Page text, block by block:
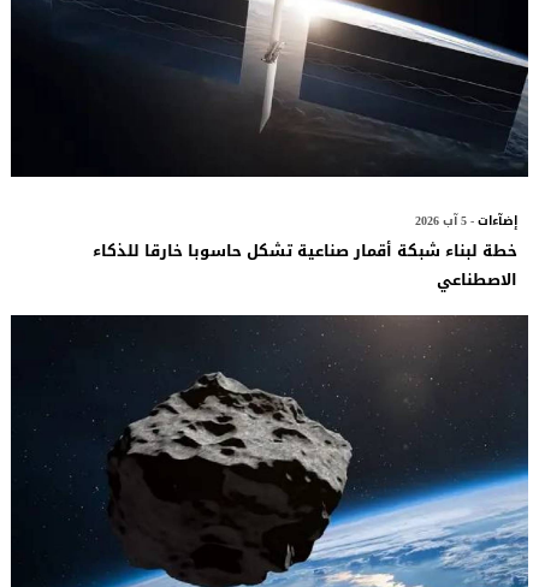
إضآءات- 5 آب 2026
خطة لبناء شبكة أقمار صناعية تشكل حاسوبا خارقا للذكاء
الاصطناعي